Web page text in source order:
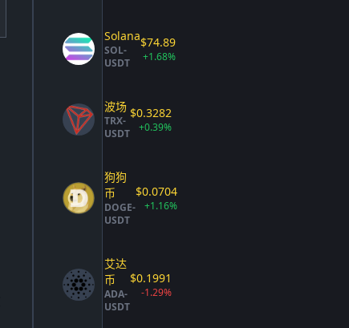
Solana
SOL-
USDT
$74.89
+1.68%
波场
TRX-
USDT
$0.3282
+0.39%
狗狗
币
DOGE-
USDT
$0.0704
+1.16%
艾达
币
ADA-
USDT
$0.1991
-1.29%